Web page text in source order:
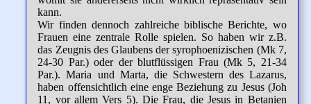
kann.
Wir finden dennoch zahlreiche biblische Berichte, wo
Frauen eine zentrale Rolle spielen. So haben wir z.B.
das Zeugnis des Glaubens der syrophoenizischen (Mk 7,
24-30 Par.) oder der blutflüssigen Frau (Mk 5, 21-34
Par.). Maria und Marta, die Schwestern des Lazarus,
haben offensichtlich eine enge Beziehung zu Jesus (Joh
11, vor allem Vers 5). Die Frau, die Jesus in Betanien